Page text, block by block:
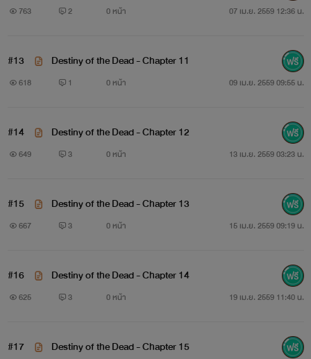
เรื่องนี้เป็นเรื่องแรกที่ไรท์แต่ง ติชมได้ค่ะ
และช่วงนี้ไรท์ปิดเทอมแล้ว อาจจะอัพถี่หน่อยเน้อ
และผู้อ่านที่ดีต้อง คอมเมนต์ นะ
เพราะเราไม่รู้ว่าคุณตั้งใจเข้ามาอ่านรึเปล่า
สุดท้ายและท้ายสุด
ขอให้สนุก ผีไปปลุกถึงเตียงนะจ้ะ....
หมายสารBy Writer
รับปรุงบางส่วนนะหนู)
763 2 0 หน้า 07 เม.ย. 2559 12:36 น.
#13 Destiny of the Dead - Chapter 11
618 1 0 หน้า 09 เม.ย. 2559 09:55 น.
#14 Destiny of the Dead - Chapter 12
649 3 0 หน้า 13 เม.ย. 2559 03:23 น.
#15 Destiny of the Dead - Chapter 13
667 3 0 หน้า 15 เม.ย. 2559 09:19 น.
#16 Destiny of the Dead - Chapter 14
625 3 0 หน้า 19 เม.ย. 2559 11:40 น.
#17 Destiny of the Dead - Chapter 15